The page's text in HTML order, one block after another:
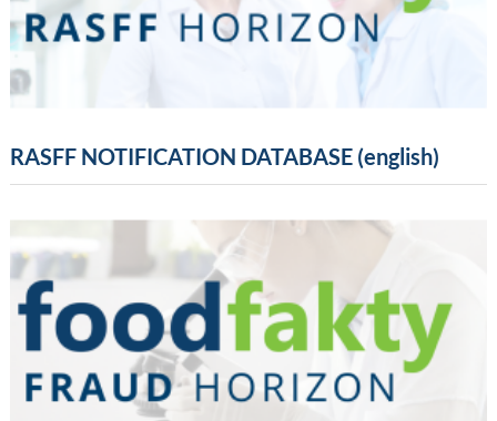
RASFF NOTIFICATION DATABASE (english)